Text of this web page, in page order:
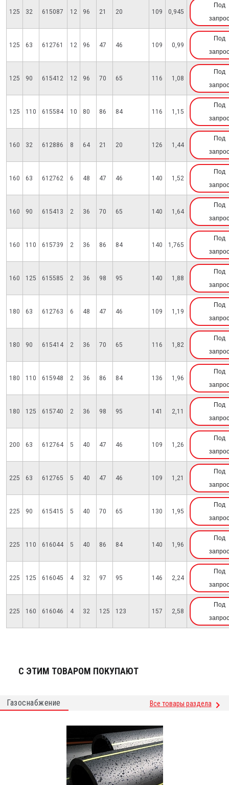
125 32 615087 12 96 21 20 109 0,945
Под
запрос
125 63 612761 12 96 47 46 109 0,99
Под
запрос
125 90 615412 12 96 70 65 116 1,08
Под
запрос
125 110 615584 10 80 86 84 116 1,15
Под
запрос
160 32 612886 8 64 21 20 126 1,44
Под
запрос
160 63 612762 6 48 47 46 140 1,52
Под
запрос
160 90 615413 2 36 70 65 140 1,64
Под
запрос
160 110 615739 2 36 86 84 140 1,765
Под
запрос
160 125 615585 2 36 98 95 140 1,88
Под
запрос
180 63 612763 6 48 47 46 109 1,19
Под
запрос
180 90 615414 2 36 70 65 116 1,82
Под
запрос
180 110 615948 2 36 86 84 136 1,96
Под
запрос
180 125 615740 2 36 98 95 141 2,11
Под
запрос
200 63 612764 5 40 47 46 109 1,26
Под
запрос
225 63 612765 5 40 47 46 109 1,21
Под
запрос
225 90 615415 5 40 70 65 130 1,95
Под
запрос
225 110 616044 5 40 86 84 140 1,96
Под
запрос
225 125 616045 4 32 97 95 146 2,24
Под
запрос
225 160 616046 4 32 125 123 157 2,58
Под
запрос
С ЭТИМ ТОВАРОМ ПОКУПАЮТ
Газоснабжение Все товары раздела